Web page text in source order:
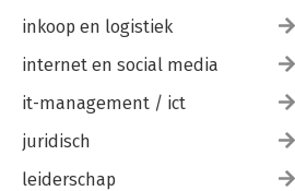
inkoop en logistiek
internet en social media
it-management / ict
juridisch
leiderschap